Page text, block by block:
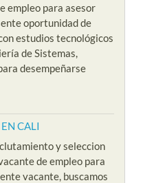
empleo para asesor
oportunidad de
estudios tecnológicos
de Sistemas,
desempeñarse
CALI
y seleccion
de empleo para
vacante, buscamos